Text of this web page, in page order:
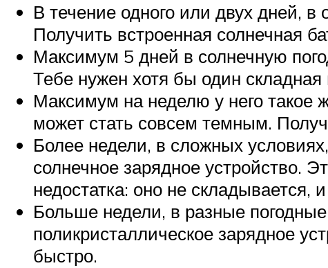
В течение одного или двух дней, в
Получить встроенная солнечная
Максимум 5 дней в солнечную
Тебе нужен хотя бы один складная
Максимум на неделю у него такое
может стать совсем темным.
Более недели, в сложных
солнечное зарядное устройство.
недостатка: оно не
Больше недели, в разные
поликристаллическое зарядное
быстро.